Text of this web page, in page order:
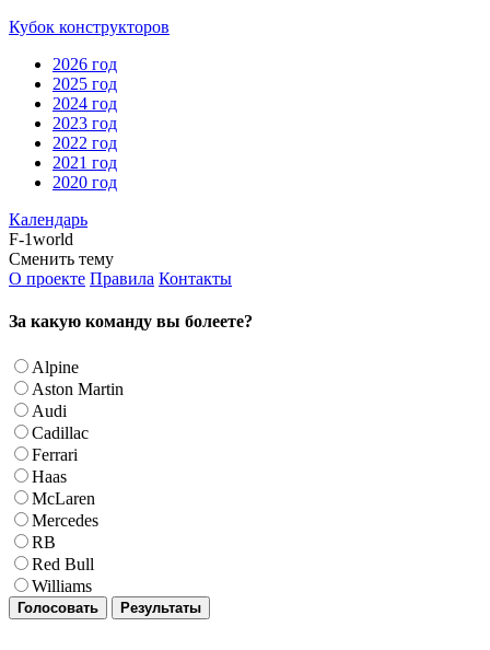
Кубок конструкторов
2026 год
2025 год
2024 год
2023 год
2022 год
2021 год
2020 год
Календарь
F-1world
Сменить тему
О проекте Правила Контакты
За какую команду вы болеете?
Alpine
Aston Martin
Audi
Cadillac
Ferrari
Haas
McLaren
Mercedes
RB
Red Bull
Williams
Голосовать Результаты